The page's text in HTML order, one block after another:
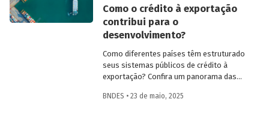
Como o crédito à exportação
contribui para o
desenvolvimento?
Como diferentes países têm estruturado
seus sistemas públicos de crédito à
exportação? Confira um panorama das
entenda como esses sistemas
BNDES • 23 de maio, 2025